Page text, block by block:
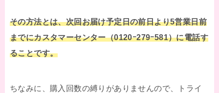
その方法とは、次回お届け予定日の前日より5営業日前
までにカスタマーセンター（0120ｰ279ｰ581）に電話す
ることです。
ちなみに、購入回数の縛りがありませんので、トライ